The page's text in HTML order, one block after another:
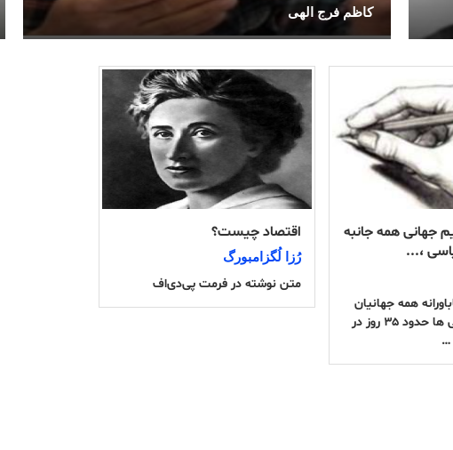
کاظم فرج الهی
جهانی همه جانبه
،...
همه جهانیان
قصابی فلسطینی ها حدود ۳۵ روز در
…
اقتصاد چيست؟
رُزا لُگزامبورگ
متن نوشتە در فرمت پی‌دی‌اف